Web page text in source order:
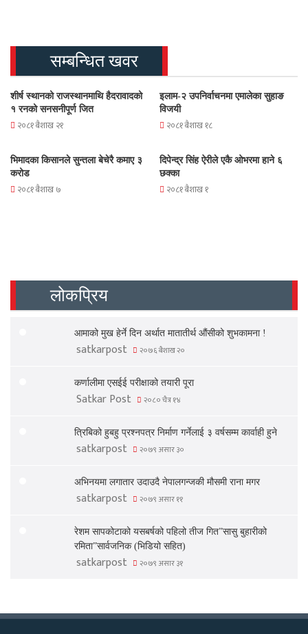
सम्बन्धित खवर
शीर्ष स्थानको राजस्थानमाथि हैदरावादको
१ रनको सनसनीपूर्ण जित
२०८१ बैशाख २१
इलाम-२ उपनिर्वाचनमा एमालेका सुहाङ
विजयी
२०८१ बैशाख १८
भिमादका किसानले सुन्तला बेचेरै कमाए ३
करोड
२०८१ बैशाख ७
दिपेन्द्र सिंह ऐरीले एकै ओभरमा हाने ६
छक्का
२०८१ बैशाख १
लोकप्रिय
आमाको मुख हेर्ने दिन अर्थात मातातीर्थ औंसीको शुभकामना !
satkarpost २०७६ बैशाख २०
कर्णालीमा एसईई परीक्षाको तयारी पूरा
Satkar Post २०८० चैत्र १४
त्रिबिको हुबहु प्रश्नपत्र निर्माण गर्नेलाई ३ वर्षसम्म कार्वाही हुने
satkarpost २०७९ असार ३०
अभिनयमा लगातार उदाउदै नेपालगन्जकी मौसमी राना मगर
satkarpost २०७९ असार ११
रेशम सापकोटाको यसबर्षको पहिलो तीज गित”सासु बुहारीको
रमिता”सार्वजनिक (भिडियो सहित)
satkarpost २०७९ असार ३१